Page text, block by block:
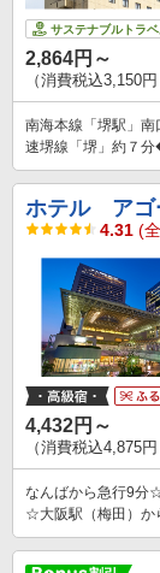
サステナブルトラ
2,864円～
（消費税込3,150円
南海本線「堺駅」
速堺線「堺」約７
ホテル ア
4.31 (
4,432円～
（消費税込4,875円
なんばから急行9分
☆大阪駅（梅田）か